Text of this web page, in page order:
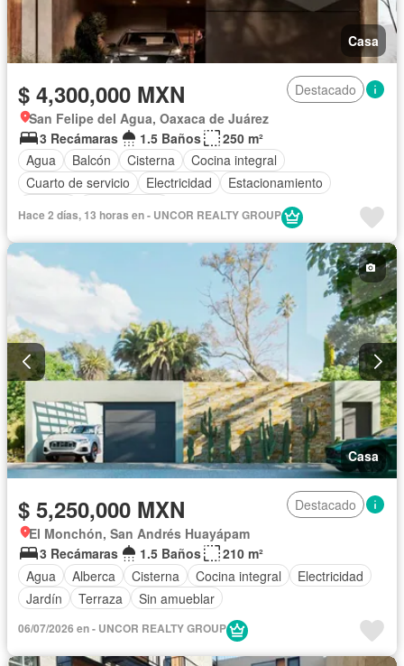
Casa
$ 4,300,000 MXN
Destacado
San Felipe del Agua, Oaxaca de Juárez
3 Recámaras
1.5 Baños
250 m²
Agua
Balcón Cisterna
Cocina integral
Cuarto de servicio
Electricidad
Estacionamiento
Hace 2 días, 13 horas en - UNCOR REALTY GROUP
Casa
$ 5,250,000 MXN
Destacado
El Monchón, San Andrés Huayápam
3 Recámaras
1.5 Baños
210 m²
Agua
Alberca Cisterna Cocina integral
Electricidad
Jardín
Terraza Sin amueblar
06/07/2026 en - UNCOR REALTY GROUP